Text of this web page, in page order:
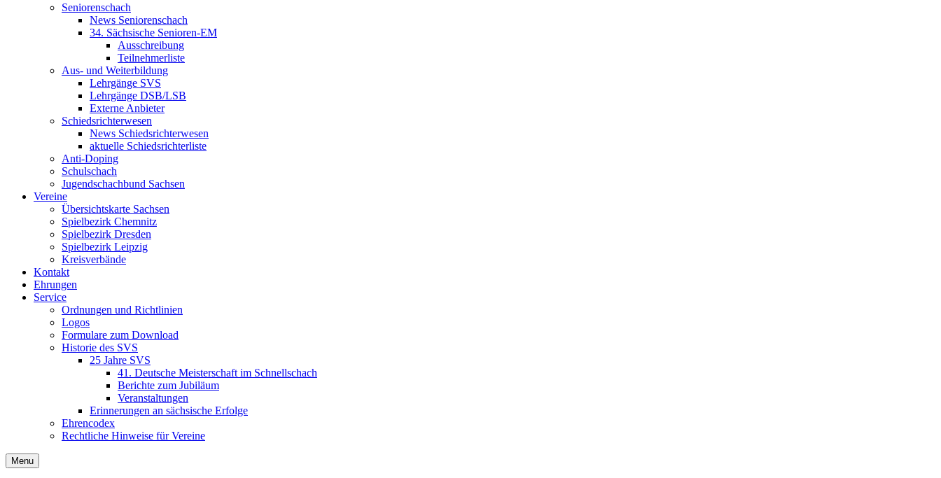
Seniorenschach
News Seniorenschach
34. Sächsische Senioren-EM
Ausschreibung
Teilnehmerliste
Aus- und Weiterbildung
Lehrgänge SVS
Lehrgänge DSB/LSB
Externe Anbieter
Schiedsrichterwesen
News Schiedsrichterwesen
aktuelle Schiedsrichterliste
Anti-Doping
Schulschach
Jugendschachbund Sachsen
Vereine
Übersichtskarte Sachsen
Spielbezirk Chemnitz
Spielbezirk Dresden
Spielbezirk Leipzig
Kreisverbände
Kontakt
Ehrungen
Service
Ordnungen und Richtlinien
Logos
Formulare zum Download
Historie des SVS
25 Jahre SVS
41. Deutsche Meisterschaft im Schnellschach
Berichte zum Jubiläum
Veranstaltungen
Erinnerungen an sächsische Erfolge
Ehrencodex
Rechtliche Hinweise für Vereine
Menu